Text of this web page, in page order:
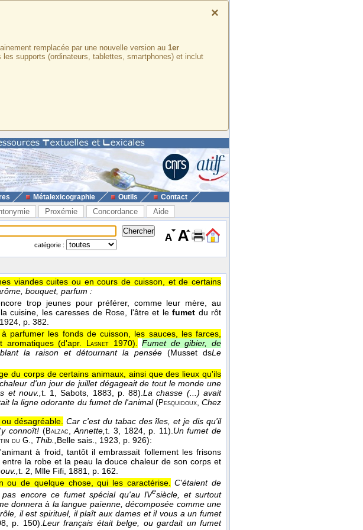
×
remplacée par une nouvelle version au 1er
supports (ordinateurs, tablettes, smartphones) et inclut
Métalexicographie Outils Contact
Proxémie Concordance Aide
catégorie :
viandes cuites ou en cours de cuisson, et de certains
bouquet, parfum :
trop jeunes pour préférer, comme leur mère, au
cuisine, les caresses de Rose, l'âtre et lefumet du rôt
1924, p. 382.
parfumer les fonds de cuisson, les sauces, les farces,
aromatiques (d'apr. Lasnet 1970). Fumet de gibier, de
la raison et détournant la pensée (Musset dsLe
du corps de certains animaux, ainsi que des lieux qu'ils
d'un jour de juillet dégageait de tout le monde une
et nouv.,t. 1, Sabots, 1883, p. 88).La chasse (...) avait
la ligne odorante du fumet de l'animal(Pesquidoux,Chez
désagréable. Car c'est du tabac des îles, et je dis qu'il
connoît! (Balzac,Annette,t. 3, 1824, p. 11).Un fumet de
du G., Thib.,Belle sais., 1923, p. 926):
à froid, tantôt il embrassait follement les frisons
la robe et la peau la douce chaleur de son corps et
t. 2, Mlle Fifi, 1881, p. 162.
ou de quelque chose, qui les caractérise. C'étaient de
encore ce fumet spécial qu'au IVesiècle, et surtout
donnera à la langue païenne, décomposée comme une
il est spirituel, il plaît aux dames et il vous a un fumet
, p. 150). Leur français était belge, ou gardait un fumet